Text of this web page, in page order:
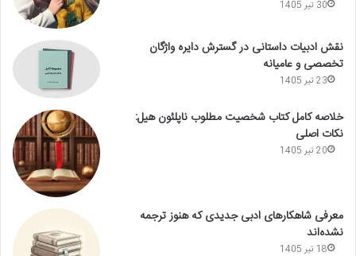
30 تیر 1405
نقش ادبیات داستانی در گسترش دایره واژگان
تخصصی و عامیانه
23 تیر 1405
خلاصه کامل کتاب شخصیت مطلوب ناپلئون هیل:
نکات اصلی
20 تیر 1405
معرفی شاهکارهای ادبی جدیدی که هنوز ترجمه
نشده‌اند
18 تیر 1405